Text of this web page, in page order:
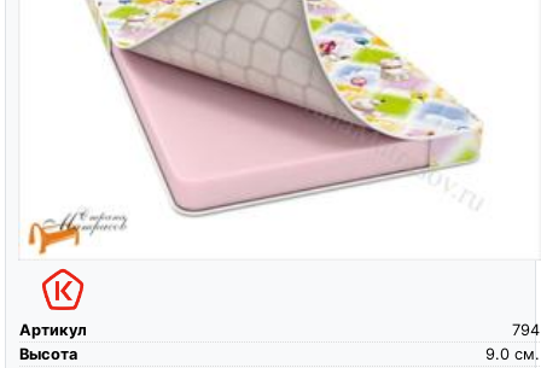
Артикул
794
Высота
см.
9.0